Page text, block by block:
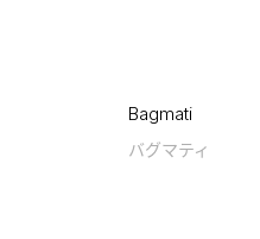
Bagmati
バグマティ